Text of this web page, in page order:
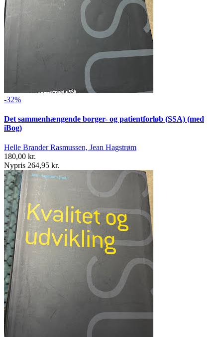
-32%
Det sammenhængende borger- og patientforløb (SSA) (med
iBog)
Helle Brander Rasmussen, Jean Hagstrøm
180,00 kr.
Nypris 264,95 kr.